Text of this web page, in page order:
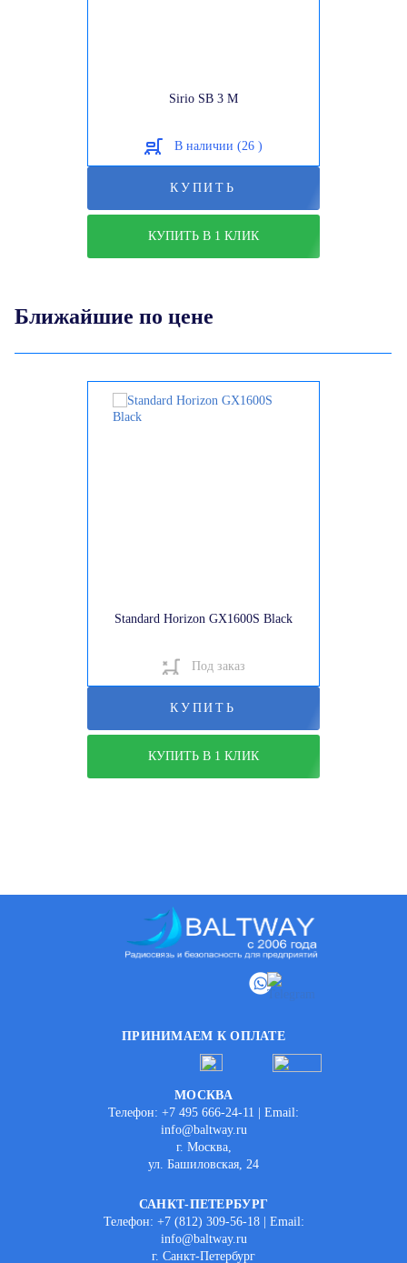
Sirio SB 3 M
В наличии (26 )
КУПИТЬ
КУПИТЬ В 1 КЛИК
Ближайшие по цене
Standard Horizon GX1600S Black
Под заказ
КУПИТЬ
КУПИТЬ В 1 КЛИК
ПРИНИМАЕМ К ОПЛАТЕ
МОСКВА
Телефон: +7 495 666-24-11 | Email:
info@baltway.ru
г. Москва,
ул. Башиловская, 24
САНКТ-ПЕТЕРБУРГ
Телефон: +7 (812) 309-56-18 | Email:
info@baltway.ru
г. Санкт-Петербург